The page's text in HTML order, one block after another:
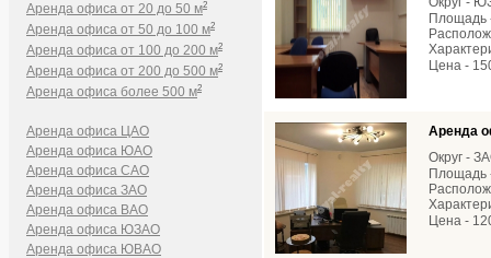
Аренда офиса от 20 до 50 м2
Аренда офиса от 50 до 100 м2
Аренда офиса от 100 до 200 м2
Аренда офиса от 200 до 500 м2
Аренда офиса более 500 м2
Аренда офиса ЦАО
Аренда офиса ЮАО
Аренда офиса САО
Аренда офиса ЗАО
Аренда офиса ВАО
Аренда офиса ЮЗАО
Аренда офиса ЮВАО
Площадь
Цена -
Аренда
Округ -
Площадь
Цена -